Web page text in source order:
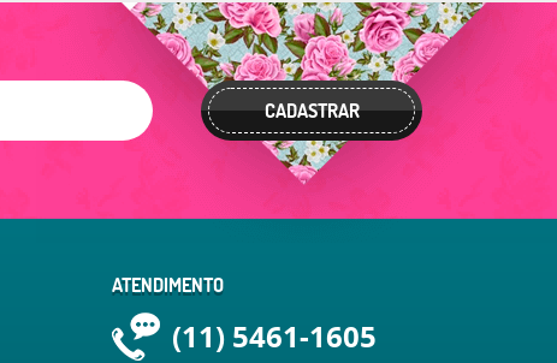
CADASTRAR
ATENDIMENTO
(11) 5461-1605